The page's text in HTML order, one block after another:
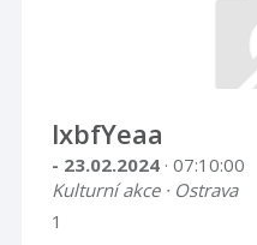
lxbfYeaa
- 23.02.2024 · 07:10:00
Kulturní akce · Ostrava
1